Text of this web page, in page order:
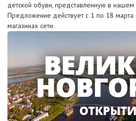
детской обуви, представленную в нашем
Предложение действует с 1 по 18
магазинах сети.